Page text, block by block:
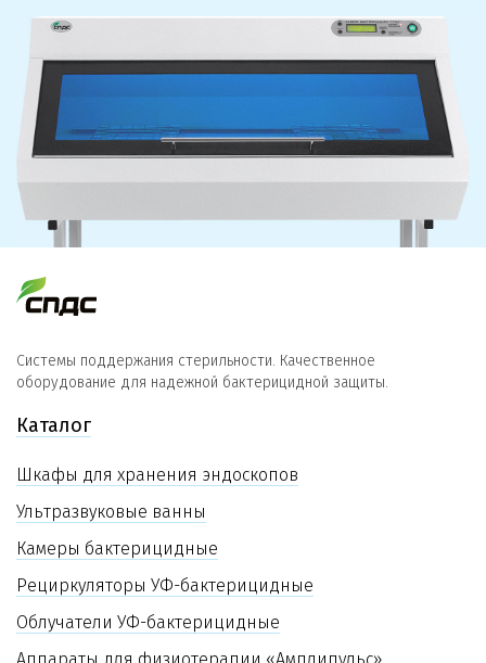
Системы поддержания стерильности. Качественное
оборудование для надежной бактерицидной защиты.
Каталог
Шкафы для хранения эндоскопов
Ультразвуковые ванны
Камеры бактерицидные
Рециркуляторы УФ-бактерицидные
Облучатели УФ-бактерицидные